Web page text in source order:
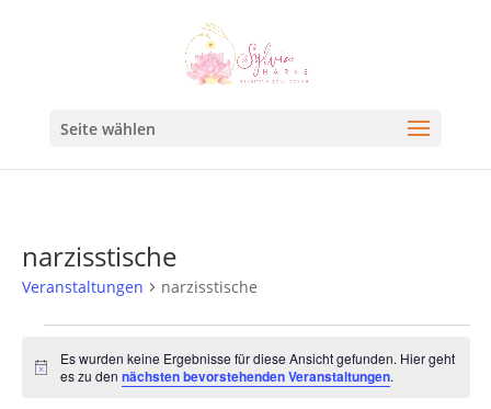
Seite wählen
narzisstische
Veranstaltungen narzisstische
Hinweis
Es wurden keine Ergebnisse für diese Ansicht gefunden. Hier geht
es zu dennächsten bevorstehenden Veranstaltungen.